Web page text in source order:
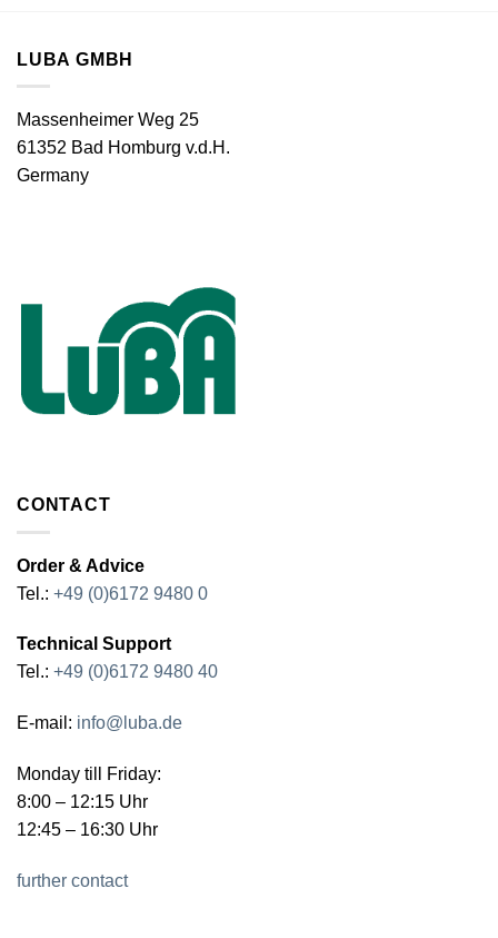
LUBA GMBH
Massenheimer Weg 25
61352 Bad Homburg v.d.H.
Germany
CONTACT
Order & Advice
Tel.: +49 (0)6172 9480 0
Technical Support
Tel.: +49 (0)6172 9480 40
E-mail: info@luba.de
Monday till Friday:
8:00 – 12:15 Uhr
12:45 – 16:30 Uhr
further contact